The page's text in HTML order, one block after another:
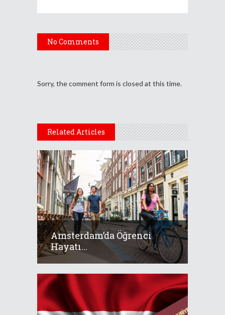
No Comments
Sorry, the comment form is closed at this time.
Related Articles
Amsterdam’da Öğrenci
Hayatı...